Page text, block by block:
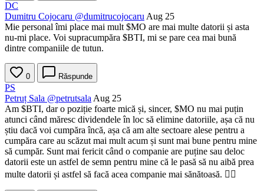
DC
Dumitru Cojocaru @dumitrucojocaru Aug 25
Mie personal îmi place mai mult $MO are mai multe datorii și asta
nu-mi place. Voi supracumpăra $BTI, mi se pare cea mai bună
dintre companiile de tutun.
0 Răspunde
PS
Petruț Sala @petrutsala Aug 25
Am $BTI, dar o poziție foarte mică și, sincer, $MO nu mai puțin
atunci când măresc dividendele în loc să elimine datoriile, așa că nu
știu dacă voi cumpăra încă, așa că am alte sectoare alese pentru a
cumpăra care au scăzut mai mult acum și sunt mai bune pentru mine
să cumpăr. Sunt mai fericit când o companie are puține sau deloc
datorii este un astfel de semn pentru mine că le pasă să nu aibă prea
multe datorii și astfel să facă acea companie mai sănătoasă. 🤷‍♂️